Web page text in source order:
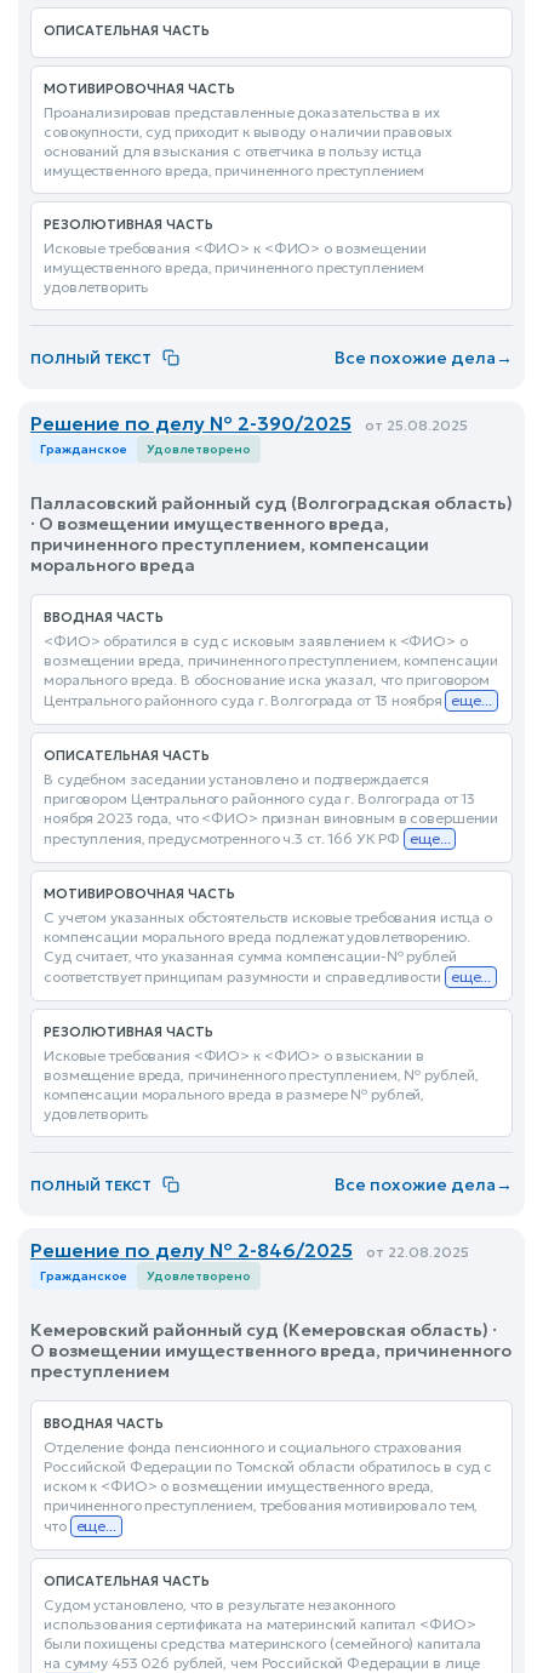
ОПИСАТЕЛЬНАЯ ЧАСТЬ
МОТИВИРОВОЧНАЯ ЧАСТЬ
Проанализировав представленные доказательства в их
совокупности, суд приходит к выводу о наличии правовых
оснований для взыскания с ответчика в пользу истца
имущественного вреда, причиненного преступлением
РЕЗОЛЮТИВНАЯ ЧАСТЬ
Исковые требования <ФИО> к <ФИО> о возмещении
имущественного вреда, причиненного преступлением
удовлетворить
ПОЛНЫЙ ТЕКСТ Все похожие дела→
Решение по делу № 2-390/2025 от 25.08.2025
Гражданское Удовлетворено
Палласовский районный суд (Волгоградская область)
· О возмещении имущественного вреда,
причиненного преступлением, компенсации
морального вреда
ВВОДНАЯ ЧАСТЬ
<ФИО> обратился в суд с исковым заявлением к <ФИО> о
возмещении вреда, причиненного преступлением, компенсации
морального вреда. В обоснование иска указал, что приговором
Центрального районного суда г. Волгограда от 13 ноября еще...
ОПИСАТЕЛЬНАЯ ЧАСТЬ
В судебном заседании установлено и подтверждается
приговором Центрального районного суда г. Волгограда от 13
ноября 2023 года, что <ФИО> признан виновным в совершении
преступления, предусмотренного ч.3 ст. 166 УК РФ еще...
МОТИВИРОВОЧНАЯ ЧАСТЬ
С учетом указанных обстоятельств исковые требования истца о
компенсации морального вреда подлежат удовлетворению.
Суд считает, что указанная сумма компенсации-№ рублей
соответствует принципам разумности и справедливости
еще...
РЕЗОЛЮТИВНАЯ ЧАСТЬ
Исковые требования <ФИО> к <ФИО> о взыскании в
возмещение вреда, причиненного преступлением, № рублей,
компенсации морального вреда в размере № рублей,
удовлетворить
ПОЛНЫЙ ТЕКСТ Все похожие дела→
Решение по делу № 2-846/2025 от 22.08.2025
Гражданское Удовлетворено
Кемеровский районный суд (Кемеровская область) ·
О возмещении имущественного вреда, причиненного
преступлением
ВВОДНАЯ ЧАСТЬ
Отделение фонда пенсионного и социального страхования
Российской Федерации по Томской области обратилось в суд с
иском к <ФИО> о возмещении имущественного вреда,
причиненного преступлением, требования мотивировало тем,
что еще...
ОПИСАТЕЛЬНАЯ ЧАСТЬ
Судом установлено, что в результате незаконного
использования сертификата на материнский капитал <ФИО>
были похищены средства материнского (семейного) капитала
на сумму 453 026 рублей, чем Российской Федерации в лице